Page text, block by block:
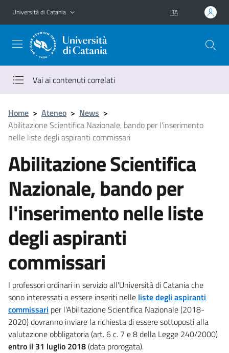
Vai al contenuto principale
Vai al menu di navigazione
Università di Catania ITA
Vai ai contenuti correlati
Home > Ateneo > News >
Abilitazione Scientifica Nazionale, bando per l'inserimento
nelle liste degli aspiranti commissari
Abilitazione Scientifica
Nazionale, bando per
l'inserimento nelle liste
degli aspiranti
commissari
I professori ordinari in servizio all'Università di Catania che
sono interessati a essere inseriti nelle liste degli aspiranti
commissari per l'Abilitazione Scientifica Nazionale (2018-
2020) dovranno inviare la richiesta di essere sottoposti alla
valutazione obbligatoria (art. 6 c. 7 e 8 della Legge 240/2000)
entro il 31 luglio 2018(data prorogata).